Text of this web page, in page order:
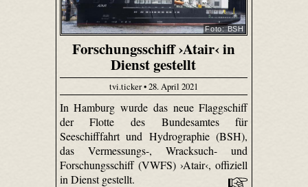
Foto: BSH
Forschungsschiff ›Atair‹ in
Dienst gestellt
tvi.ticker • 28. April 2021
In Hamburg wurde das neue Flaggschiff
der Flotte des Bundesamtes für
Seeschifffahrt und Hydrographie (BSH),
das Vermessungs-, Wracksuch- und
Forschungsschiff (VWFS) ›Atair‹, offiziell
in Dienst gestellt.